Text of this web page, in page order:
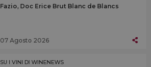
Fazio, Doc Erice Brut Blanc de Blancs
07 Agosto 2026
SU I VINI DI WINENEWS